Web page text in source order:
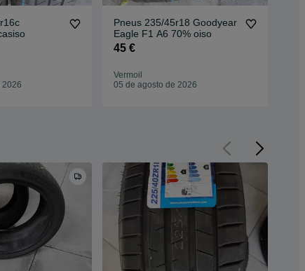
2026
Pneus 235/45r18 Goodyear
Eagle F1 A6 70% oiso
45 €
Vermoil
05 de agosto de 2026